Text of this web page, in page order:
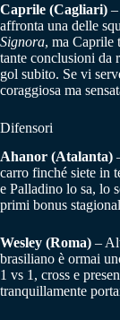
Caprile (Cagliari)
affronta una delle
Signora, ma Caprile
tante conclusioni da
gol subito. Se vi
coraggiosa ma
Difensori
Ahanor (Atalanta)
carro finché siete in
e Palladino lo sa, lo
primi bonus
Wesley (Roma) –
brasiliano è ormai
1 vs 1, cross e
tranquillamente